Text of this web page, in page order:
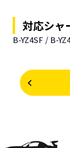
対応シャ
B-YZ4SF / B-